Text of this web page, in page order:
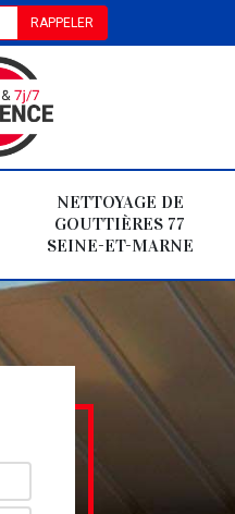
NETTOYAGE DE
GOUTTIÈRES 77
SEINE-ET-MARNE